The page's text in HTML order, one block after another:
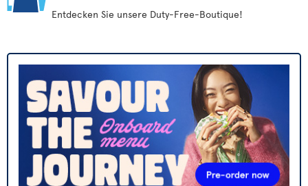
Entdecken Sie unsere Duty-Free-Boutique!